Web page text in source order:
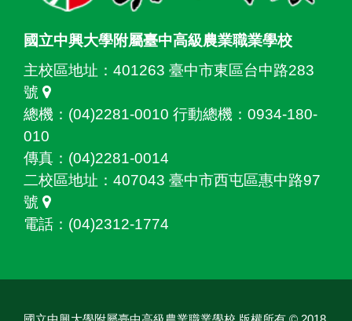
國立中興大學附屬臺中高級農業職業學校
主校區地址： 401263 臺中市東區台中路283
號
總機：(04)2281-0010 行動總機：0934-180-
010
傳真：(04)2281-0014
二校區地址： 407043 臺中市西屯區惠中路97
號
電話：(04)2312-1774